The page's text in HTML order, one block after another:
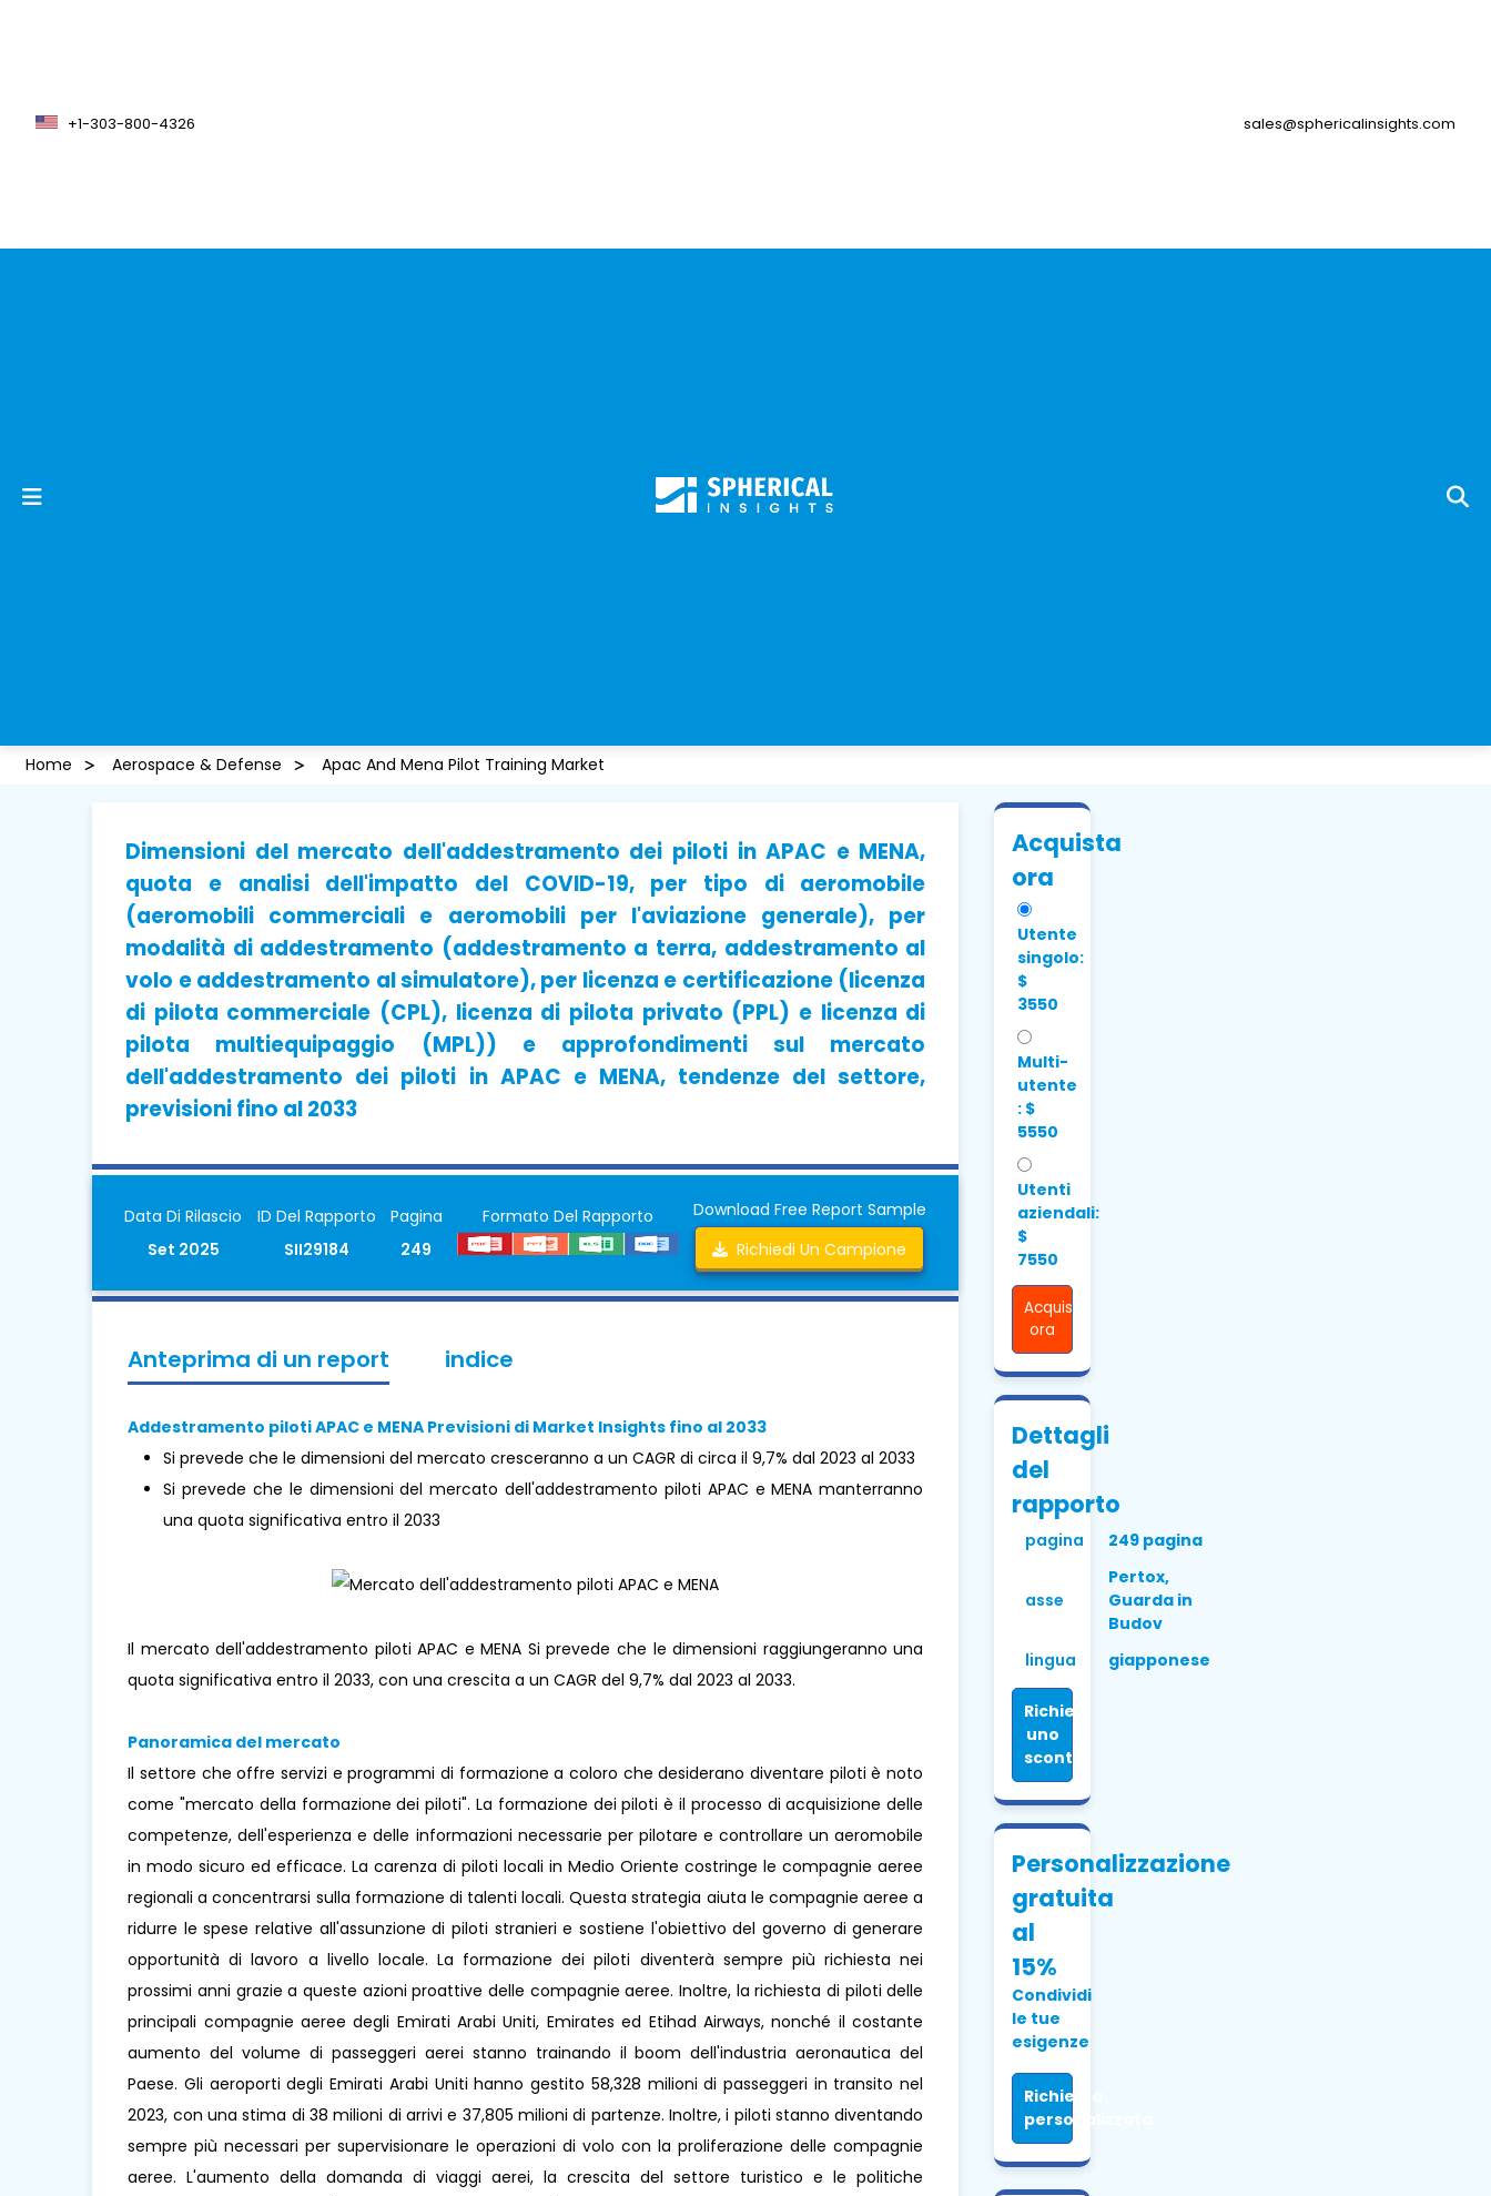
+1-303-800-4326 sales@sphericalinsights.com
Home Aerospace & Defense Apac And Mena Pilot Training Market
Dimensioni del mercato dell'addestramento dei piloti in APAC e MENA,
quota e analisi dell'impatto del COVID-19, per tipo di aeromobile
(aeromobili commerciali e aeromobili per l'aviazione generale), per
modalità di addestramento (addestramento a terra, addestramento al
volo e addestramento al simulatore), per licenza e certificazione (licenza
di pilota commerciale (CPL), licenza di pilota privato (PPL) e licenza di
pilota multiequipaggio (MPL)) e approfondimenti sul mercato
dell'addestramento dei piloti in APAC e MENA, tendenze del settore,
previsioni fino al 2033
Data Di Rilascio
Set 2025
ID Del Rapporto
SII29184
Pagina
249
Formato Del Rapporto
Download Free Report Sample
Richiedi Un Campione
Anteprima di un report indice
Addestramento piloti APAC e MENA Previsioni di Market Insights fino al 2033
Si prevede che le dimensioni del mercato cresceranno a un CAGR di circa il 9,7% dal 2023 al 2033
Si prevede che le dimensioni del mercato dell'addestramento piloti APAC e MENA manterranno
una quota significativa entro il 2033
Il mercato dell'addestramento piloti APAC e MENA Si prevede che le dimensioni raggiungeranno una
quota significativa entro il 2033, con una crescita a un CAGR del 9,7% dal 2023 al 2033.
Panoramica del mercato
Il settore che offre servizi e programmi di formazione a coloro che desiderano diventare piloti è noto
come "mercato della formazione dei piloti". La formazione dei piloti è il processo di acquisizione delle
competenze, dell'esperienza e delle informazioni necessarie per pilotare e controllare un aeromobile
in modo sicuro ed efficace. La carenza di piloti locali in Medio Oriente costringe le compagnie aeree
regionali a concentrarsi sulla formazione di talenti locali. Questa strategia aiuta le compagnie aeree a
ridurre le spese relative all'assunzione di piloti stranieri e sostiene l'obiettivo del governo di generare
opportunità di lavoro a livello locale. La formazione dei piloti diventerà sempre più richiesta nei
prossimi anni grazie a queste azioni proattive delle compagnie aeree. Inoltre, la richiesta di piloti delle
principali compagnie aeree degli Emirati Arabi Uniti, Emirates ed Etihad Airways, nonché il costante
aumento del volume di passeggeri aerei stanno trainando il boom dell'industria aeronautica del
Paese. Gli aeroporti degli Emirati Arabi Uniti hanno gestito 58,328 milioni di passeggeri in transito nel
2023, con una stima di 38 milioni di arrivi e 37,805 milioni di partenze. Inoltre, i piloti stanno diventando
sempre più necessari per supervisionare le operazioni di volo con la proliferazione delle compagnie
aeree. L'aumento della domanda di viaggi aerei, la crescita del settore turistico e le politiche
Acquista
ora
Utente
singolo:
$
3550
Multi-
utente
: $
5550
Utenti
aziendali:
$
7550
Acquista
ora
Dettagli
del
rapporto
pagina 249 pagina
asse
Pertox,
Guarda in
Budov
lingua
giapponese
Richiedi
uno
sconto
Personalizzazione
gratuita
al
15%
Condividi
le tue
esigenze
Richiesta
personalizzata